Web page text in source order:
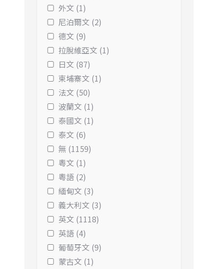
外文 (1)
尼泊爾文 (2)
德文 (9)
拉脫維亞文 (1)
日文 (87)
柬埔寨文 (1)
法文 (50)
波蘭文 (1)
泰國文 (1)
泰文 (6)
無 (1159)
粵文 (1)
粵語 (2)
緬甸文 (3)
義大利文 (3)
英文 (1118)
英語 (4)
葡萄牙文 (9)
蒙古文 (1)